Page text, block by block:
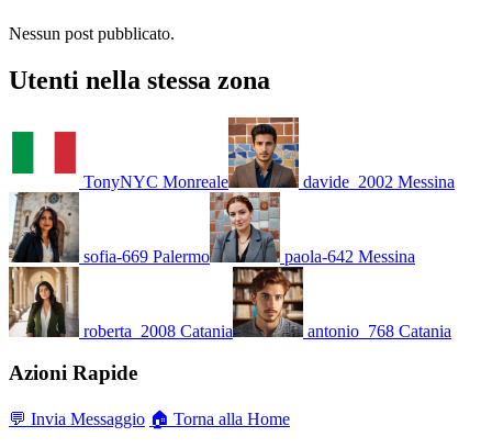
Nessun post pubblicato.
Utenti nella stessa zona
TonyNYC Monreale davide_2002 Messina
sofia-669 Palermo paola-642 Messina
roberta_2008 Catania antonio_768 Catania
Azioni Rapide
💬 Invia Messaggio 🏠 Torna alla Home